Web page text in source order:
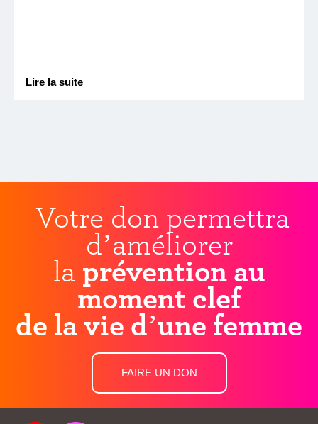
Lire la suite
Votre don permettra
d’améliorer
la prévention au
moment clef
de la vie d’une femme
FAIRE UN DON